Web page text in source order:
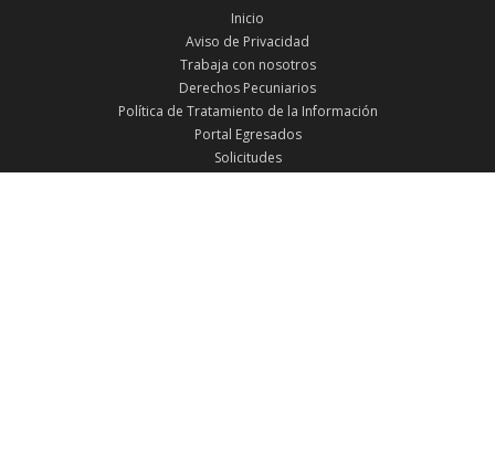
Inicio
Aviso de Privacidad
Trabaja con nosotros
Derechos Pecuniarios
Política de Tratamiento de la Información
Portal Egresados
Solicitudes